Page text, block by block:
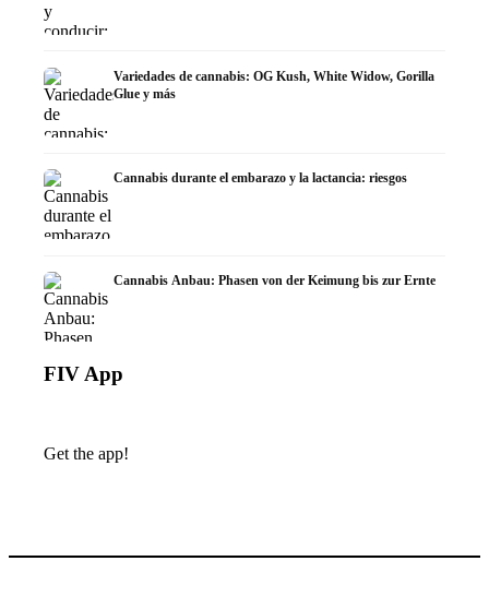
Variedades de cannabis: OG Kush, White Widow, Gorilla
Glue y más
Cannabis durante el embarazo y la lactancia: riesgos
Cannabis Anbau: Phasen von der Keimung bis zur Ernte
FIV App
Get the app!